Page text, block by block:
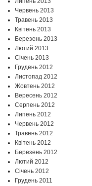
Червень 2013
Травень 2013
Квітень 2013
Березень 2013
Лютий 2013
Січень 2013
Грудень 2012
Листопад 2012
Жовтень 2012
Вересень 2012
Серпень 2012
Липень 2012
Червень 2012
Травень 2012
Квітень 2012
Березень 2012
Лютий 2012
Січень 2012
Грудень 2011